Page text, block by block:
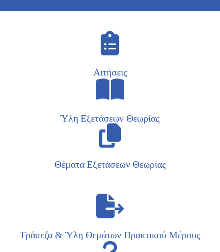
Αιτήσεις
Ύλη Εξετάσεων Θεωρίας
Θέματα Εξετάσεων Θεωρίας
Τράπεζα & Ύλη Θεμάτων Πρακτικού Μέρους